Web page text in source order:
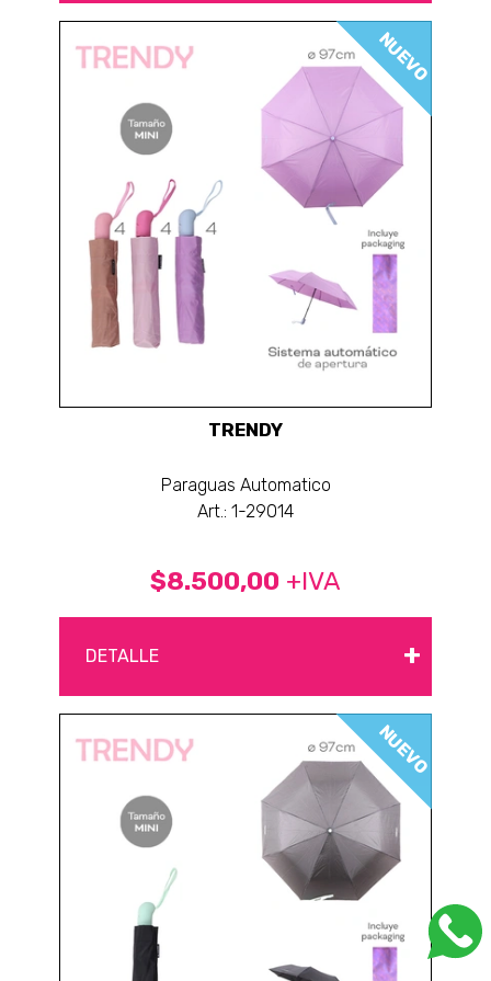
NUEVO
TRENDY
Paraguas Automatico
Art.: 1-29014
$8.500,00 +IVA
DETALLE +
NUEVO